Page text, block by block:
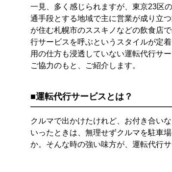
一見、多く感じられますが、東京23区
通手段とする地域で主に営業が成り立
が住む札幌市のススキノなどの飲食店
行サービスを呼ぶというスタイルが定
用の仕方も浸透していない運転代行サ
ご協力のもと、ご紹介します。
■運転代行サービスとは？
クルマで出かけたけれど、お付き合い
いったときは、無理せずクルマを駐車
か。そんな時の強い味方が、運転代行サ